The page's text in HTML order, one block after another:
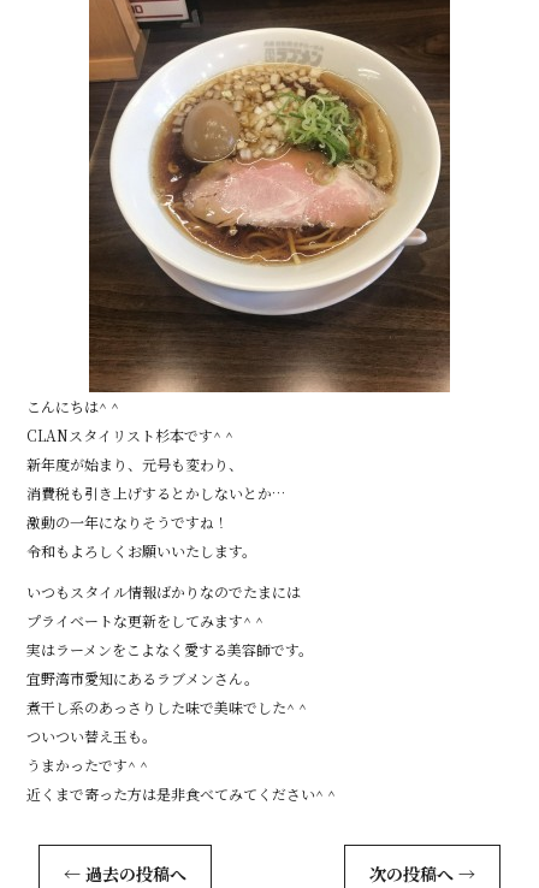
こんにちは^ ^
CLANスタイリスト杉本です^ ^
新年度が始まり、元号も変わり、
消費税も引き上げするとかしないとか…
激動の一年になりそうですね！
令和もよろしくお願いいたします。
いつもスタイル情報ばかりなのでたまには
プライベートな更新をしてみます^ ^
実はラーメンをこよなく愛する美容師です。
宜野湾市愛知にあるラブメンさん。
煮干し系のあっさりした味で美味でした^ ^
ついつい替え玉も。
うまかったです^ ^
近くまで寄った方は是非食べてみてください^ ^
← 過去の投稿へ 次の投稿へ →